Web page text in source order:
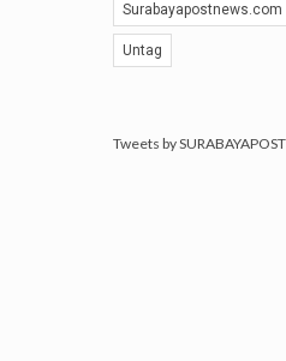
Surabayapostnews.com
Untag
Tweets by